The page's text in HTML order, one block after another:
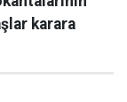
karara